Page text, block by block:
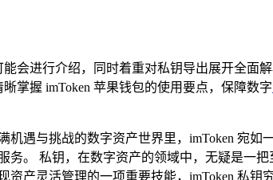
会进行介绍，同时着重对私钥导出展开全面
掌握 imToken 苹果钱包的使用要点，保障数字
遇与挑战的数字资产世界里，imToken 宛如
。 私钥，在数字资产的领域中，无疑是一
产灵活管理的一项重要技能，imToken 私钥